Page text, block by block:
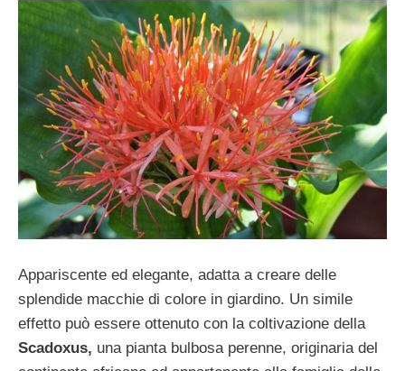
Appariscente ed elegante, adatta a creare delle
splendide macchie di colore in giardino. Un simile
effetto può essere ottenuto con la coltivazione della
Scadoxus, una pianta bulbosa perenne, originaria del